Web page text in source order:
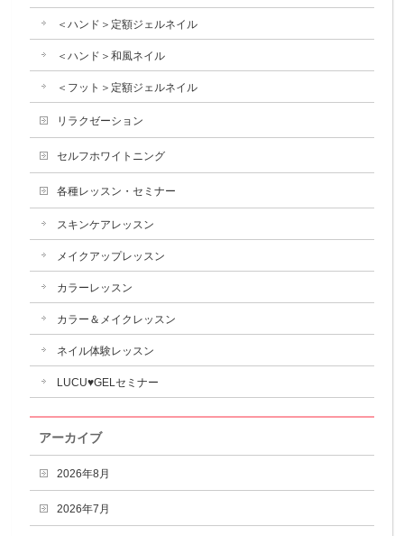
＜ハンド＞定額ジェルネイル
＜ハンド＞和風ネイル
＜フット＞定額ジェルネイル
リラクゼーション
セルフホワイトニング
各種レッスン・セミナー
スキンケアレッスン
メイクアップレッスン
カラーレッスン
カラー＆メイクレッスン
ネイル体験レッスン
LUCU♥GELセミナー
アーカイブ
2026年8月
2026年7月